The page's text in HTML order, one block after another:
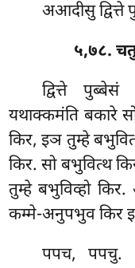
अआदीसु द्वित्ते
५,७८.
द्वित्ते पुब्बेसं
यथाक्कमंति बकारे
किर, इञ तुम्हे
किर. सो बभुवित्थ
तुम्हे बभुविव्हो
कम्मे-अनुपभुव किर
पपच, पपचु.